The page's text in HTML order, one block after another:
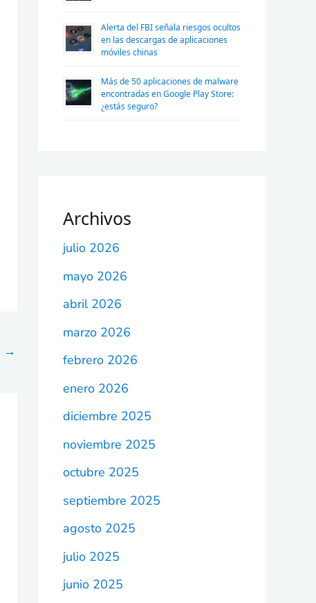
→
Alerta del FBI señala riesgos ocultos
en las descargas de aplicaciones
móviles chinas
Más de 50 aplicaciones de malware
encontradas en Google Play Store:
¿estás seguro?
Archivos
julio 2026
mayo 2026
abril 2026
marzo 2026
febrero 2026
enero 2026
diciembre 2025
noviembre 2025
octubre 2025
septiembre 2025
agosto 2025
julio 2025
junio 2025